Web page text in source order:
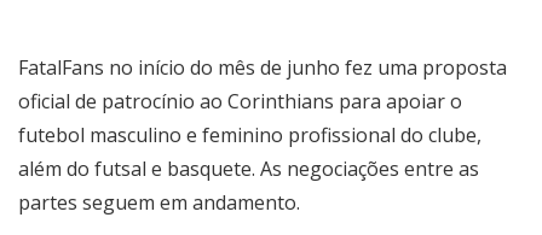
FatalFans no início do mês de junho fez uma proposta
oficial de patrocínio ao Corinthians para apoiar o
futebol masculino e feminino profissional do clube,
além do futsal e basquete. As negociações entre as
partes seguem em andamento.